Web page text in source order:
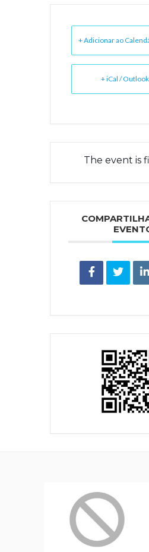
+ Adicionar ao
+ iCal /
The event is